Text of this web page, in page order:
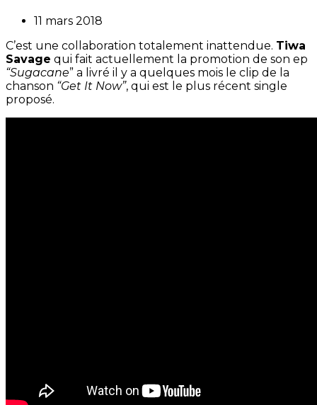
11 mars 2018
C’est une collaboration totalement inattendue. Tiwa
Savage qui fait actuellement la promotion de son ep
“Sugacane” a livré il y a quelques mois le clip de la
chanson “Get It Now”, qui est le plus récent single
proposé.